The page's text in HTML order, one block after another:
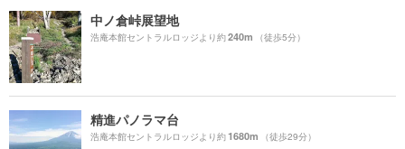
中ノ倉峠展望地
浩庵本館セントラルロッジより約240m （徒歩5分）
精進パノラマ台
浩庵本館セントラルロッジより約1680m （徒歩29分）